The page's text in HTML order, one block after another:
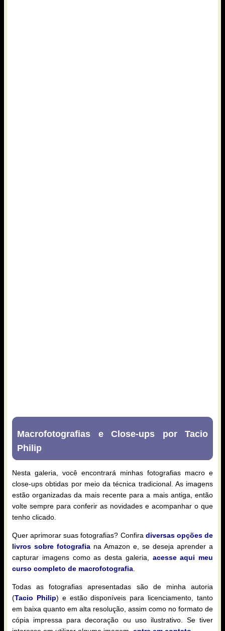
Macrofotografias e Close-ups por Tacio
Philip
Nesta galeria, você encontrará minhas fotografias macro e
close-ups obtidas por meio da técnica tradicional. As imagens
estão organizadas da mais recente para a mais antiga, então
volte sempre para conferir as novidades e acompanhar o que
tenho clicado.
Quer aprimorar suas fotografias? Confira diversas opções de
livros sobre fotografia na Amazon e, se deseja aprender a
capturar imagens como as desta galeria, acesse aqui meu
curso completo de macrofotografia.
Todas as fotografias apresentadas são de minha autoria
(Tacio Philip) e estão disponíveis para licenciamento, tanto
em baixa quanto em alta resolução, assim como no formato de
cópia impressa para decoração ou uso ilustrativo. Se tiver